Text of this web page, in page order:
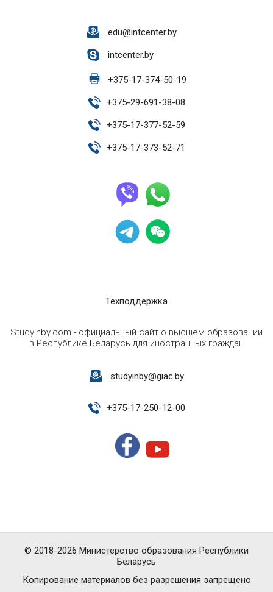
edu@intcenter.by
intcenter.by
+375-17-374-50-19
+375-29-691-38-08
+375-17-377-52-59
+375-17-373-52-71
Техподдержка
Studyinby.com - официальный сайт о высшем образовании
в Республике Беларусь для иностранных граждан
studyinby@giac.by
+375-17-250-12-00
Копирование материалов без разрешения запрещено
© 2018-2026 Министерство образования Республики
Беларусь